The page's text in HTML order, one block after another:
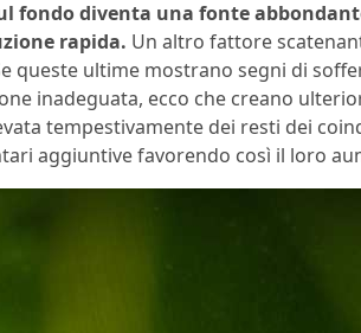
fondo diventa una fonte
rapida. Un altro fattore
queste ultime mostrano segni di
inadeguata, ecco che creano
tempestivamente dei resti dei
aggiuntive favorendo così il loro